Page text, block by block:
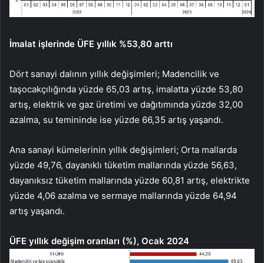
İmalat işlerinde ÜFE yıllık %53,80 arttı
Dört sanayi dalının yıllık değişimleri; Madencilik ve
taşocakçılığında yüzde 65,03 artış, imalatta yüzde 53,80
artış, elektrik ve gaz üretimi ve dağıtımında yüzde 32,00
azalma, su temininde ise yüzde 66,35 artış yaşandı.
Ana sanayi kümelerinin yıllık değişimleri; Orta mallarda
yüzde 49,76, dayanıklı tüketim mallarında yüzde 56,63,
dayanıksız tüketim mallarında yüzde 60,81 artış, elektrikte
yüzde 4,06 azalma ve sermaye mallarında yüzde 64,94
artış yaşandı.
ÜFE yıllık değişim oranları (%), Ocak 2024